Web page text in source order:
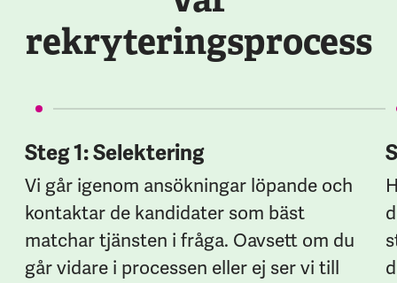
rekryteringsprocess
Steg 1: Selektering
Vi går igenom ansökningar löpande och
kontaktar de kandidater som bäst
matchar tjänsten i fråga. Oavsett om du
går vidare i processen eller ej ser vi till